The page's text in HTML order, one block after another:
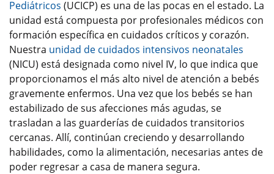
Pediátricos (UCICP) es una de las pocas en el estado. La
unidad está compuesta por profesionales médicos con
formación específica en cuidados críticos y corazón.
Nuestra unidad de cuidados intensivos neonatales
(NICU) está designada como nivel IV, lo que indica que
proporcionamos el más alto nivel de atención a bebés
gravemente enfermos. Una vez que los bebés se han
estabilizado de sus afecciones más agudas, se
trasladan a las guarderías de cuidados transitorios
cercanas. Allí, continúan creciendo y desarrollando
habilidades, como la alimentación, necesarias antes de
poder regresar a casa de manera segura.